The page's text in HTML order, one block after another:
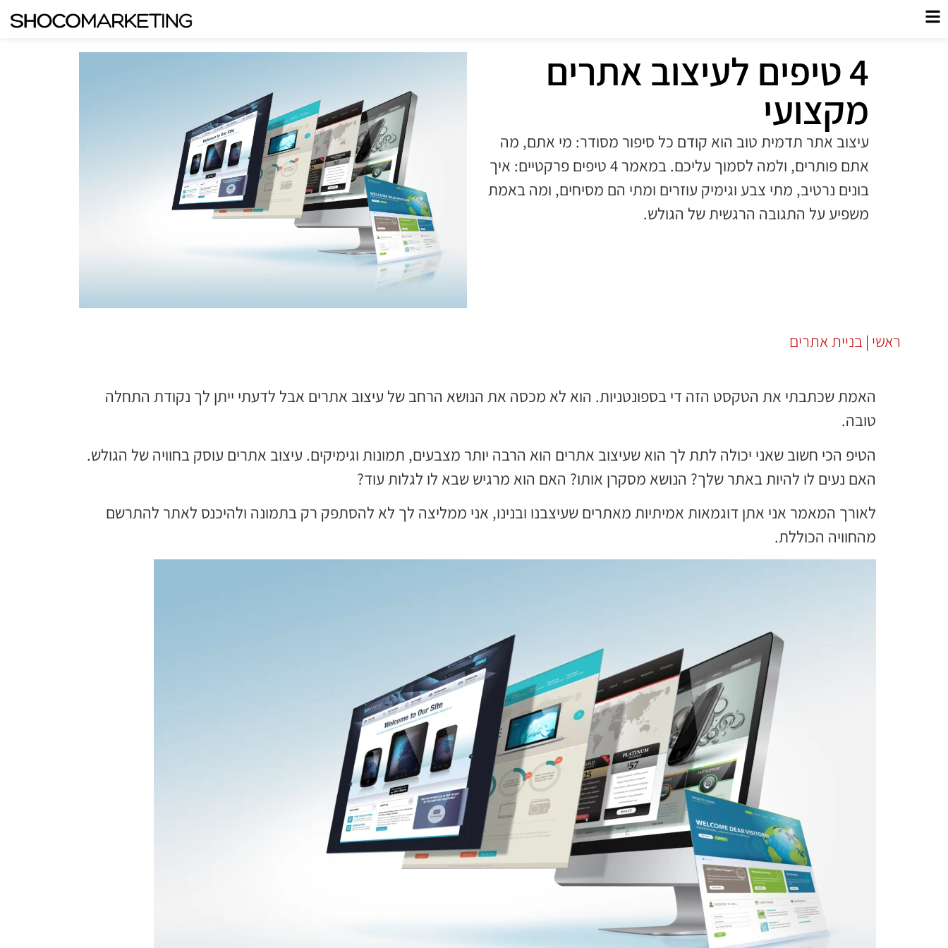
4 טיפים לעיצוב אתרים
מקצועי
עיצוב אתר תדמית טוב הוא קודם כל סיפור מסודר: מי אתם, מה
אתם פותרים, ולמה לסמוך עליכם. במאמר 4 טיפים פרקטיים: איך
בונים נרטיב, מתי צבע וגימיק עוזרים ומתי הם מסיחים, ומה באמת
משפיע על התגובה הרגשית של הגולש.
ראשי | בניית אתרים
האמת שכתבתי את הטקסט הזה די בספונטניות. הוא לא מכסה את הנושא הרחב של עיצוב אתרים אבל לדעתי ייתן לך נקודת התחלה
טובה.
הטיפ הכי חשוב שאני יכולה לתת לך הוא שעיצוב אתרים הוא הרבה יותר מצבעים, תמונות וגימיקים. עיצוב אתרים עוסק בחוויה של הגולש.
האם נעים לו להיות באתר שלך? הנושא מסקרן אותו? האם הוא מרגיש שבא לו לגלות עוד?
לאורך המאמר אני אתן דוגמאות אמיתיות מאתרים שעיצבנו ובנינו, אני ממליצה לך לא להסתפק רק בתמונה ולהיכנס לאתר להתרשם
מהחוויה הכוללת.